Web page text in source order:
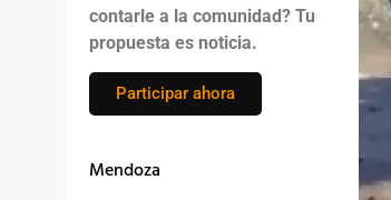
contarle a la comunidad? Tu
propuesta es noticia.
Participar ahora
Mendoza